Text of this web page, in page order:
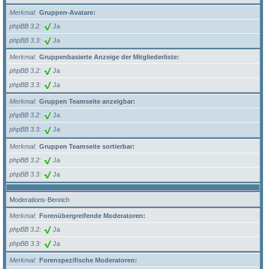
Merkmal
Gruppen-Avatare:
phpBB 3.2
Ja
phpBB 3.3 Ja
Merkmal
Gruppenbasierte Anzeige der Mitgliederliste:
phpBB 3.2
Ja
phpBB 3.3 Ja
Merkmal
Gruppen Teamseite anzeigbar:
phpBB 3.2
Ja
phpBB 3.3 Ja
Merkmal
Gruppen Teamseite sortierbar:
phpBB 3.2
Ja
phpBB 3.3 Ja
Moderations-Bereich
Merkmal
Forenübergreifende Moderatoren:
phpBB 3.2
Ja
phpBB 3.3 Ja
Merkmal
Forenspezifische Moderatoren: